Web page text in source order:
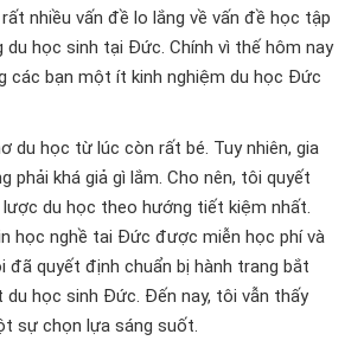
nhiều vấn đề lo lắng về vấn đề học tập
du học sinh tại Đức. Chính vì thế hôm nay
các bạn một ít kinh nghiệm du học Đức
du học từ lúc còn rất bé. Tuy nhiên, gia
phải khá giả gì lắm. Cho nên, tôi quyết
du học theo hướng tiết kiệm nhất.
học nghề tai Đức được miễn học phí và
đã quyết định chuẩn bị hành trang bắt
học sinh Đức. Đến nay, tôi vẫn thấy
sự chọn lựa sáng suốt.